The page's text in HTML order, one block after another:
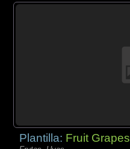
Plantilla: Fruit Grapes